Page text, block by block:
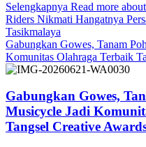
Selengkapnya Read more
Riders Nikmati Hangatnya
Tasikmalaya
Gabungkan Gowes, Tanam
Komunitas Olahraga Terbaik
Gabungkan Gowes,
Musicycle Jadi
Tangsel Creative